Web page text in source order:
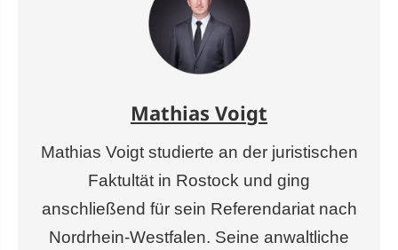
Mathias Voigt
Mathias Voigt studierte an der juristischen
Faktultät in Rostock und ging
anschließend für sein Referendariat nach
Nordrhein-Westfalen. Seine anwaltliche